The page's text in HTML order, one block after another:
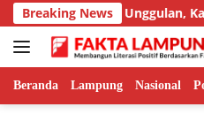
Langsung
ke
konten
Breaking News
Inovasi Unggulan, Kalapas
Beranda Lampung Nasional